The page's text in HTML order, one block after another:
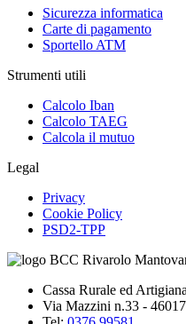
Sicurezza informatica
Carte di pagamento
Sportello ATM
Strumenti utili
Calcolo Iban
Calcolo TAEG
Calcola il mutuo
Legal
Privacy
Cookie Policy
PSD2-TPP
Cassa Rurale ed
Via Mazzini n.33 -